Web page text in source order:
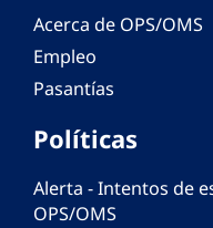
Acerca de OPS/OMS
Empleo
Pasantías
Políticas
Alerta - Intentos de
OPS/OMS